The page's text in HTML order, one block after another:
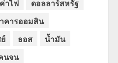
ค่าไฟ
ดอลลาร์สหรัฐ
คารออมสิน
ธอส
น้ำมัน
นจน